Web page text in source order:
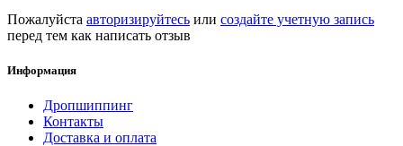
Пожалуйста авторизируйтесь или создайте учетную запись
перед тем как написать отзыв
Информация
Дропшиппинг
Контакты
Доставка и оплата